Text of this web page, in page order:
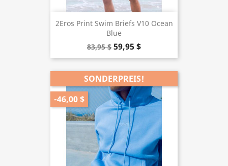
2Eros Print Swim Briefs V10 Ocean
Blue
83,95 $ 59,95 $
SONDERPREIS!
-46,00 $